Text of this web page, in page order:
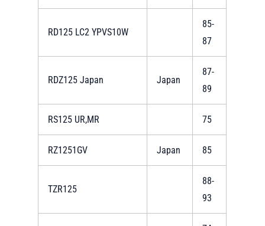
RD125 LC2 YPVS10W
85-
87
RDZ125 Japan Japan
87-
89
RS125 UR,MR 75
RZ1251GV Japan 85
TZR125
88-
93